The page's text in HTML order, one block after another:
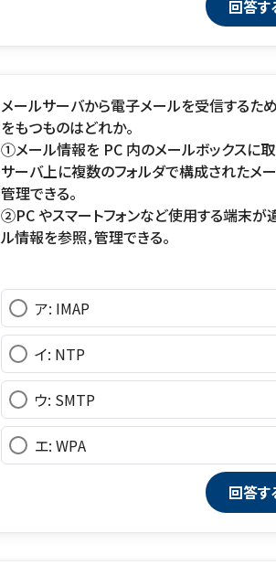
メールサーバから電子メールを受信するた
をもつものはどれか。
①メール情報を PC 内のメールボックスに
サーバ上に複数のフォルダで構成されたメ
管理できる。
②PC やスマートフォンなど使用する端末が
ル情報を参照，管理できる。
ア: IMAP
イ: NTP
ウ: SMTP
エ: WPA